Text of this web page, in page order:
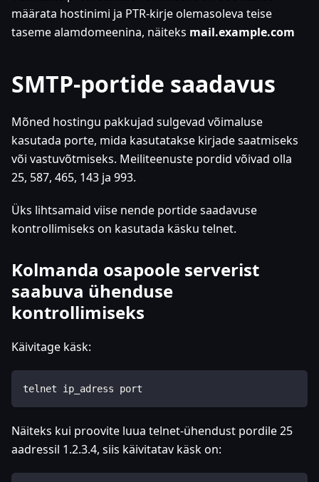
määrata hostinimi ja PTR-kirje olemasoleva teise
taseme alamdomeenina, näiteks mail.example.com
SMTP-portide saadavus
Mõned hostingu pakkujad sulgevad võimaluse
kasutada porte, mida kasutatakse kirjade saatmiseks
või vastuvõtmiseks. Meiliteenuste pordid võivad olla
25, 587, 465, 143 ja 993.
Üks lihtsamaid viise nende portide saadavuse
kontrollimiseks on kasutada käsku telnet.
Kolmanda osapoole serverist
saabuva ühenduse
kontrollimiseks
Käivitage käsk:
telnet ip_adress port
Näiteks kui proovite luua telnet-ühendust pordile 25
aadressil 1.2.3.4, siis käivitatav käsk on: